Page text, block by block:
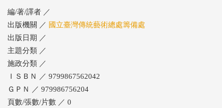
編/著/譯者 ／
出版機關 ／ 國立臺灣傳統藝術總處籌備處
出版日期 ／
主題分類 ／
施政分類 ／
ＩＳＢＮ ／ 9799867562042
ＧＰＮ ／ 979986756204
頁數/張數/片數 ／ 0